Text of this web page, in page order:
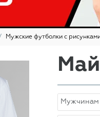
Мужские футболки с